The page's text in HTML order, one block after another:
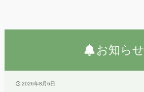
お知らせ
2026年8月6日